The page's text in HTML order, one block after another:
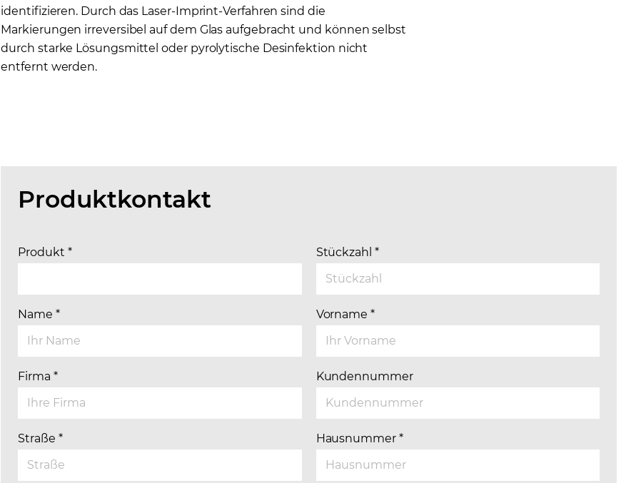
identifizieren. Durch das Laser-Imprint-Verfahren sind die
Markierungen irreversibel auf dem Glas aufgebracht und können selbst
durch starke Lösungsmittel oder pyrolytische Desinfektion nicht
entfernt werden.
Produktkontakt
Produkt * Stückzahl *
Name * Vorname*
Firma * Kundennummer
Straße * Hausnummer *